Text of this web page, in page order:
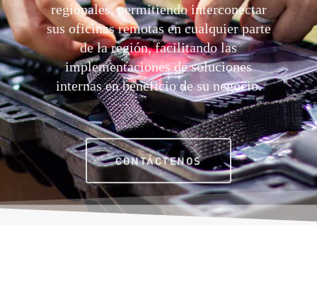
sus oficinas remotas en cualquier parte
de la región, facilitando las
implementaciones de soluciones
internas en beneficio de su negocio.
CONTÁCTENOS